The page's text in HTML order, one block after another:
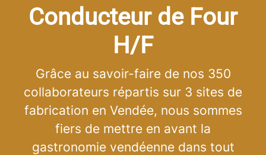
Conducteur de Four
H/F
Grâce au savoir-faire de nos 350
collaborateurs répartis sur 3 sites de
fabrication en Vendée, nous sommes
fiers de mettre en avant la
gastronomie vendéenne dans tout